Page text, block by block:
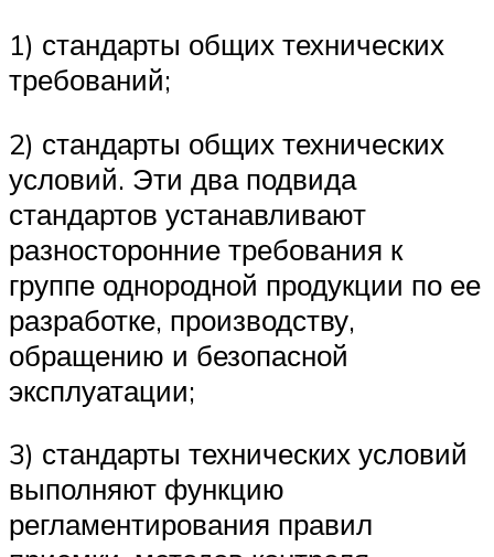
1) стандарты общих технических
требований;
2) стандарты общих технических
условий. Эти два подвида
стандартов устанавливают
разносторонние требования к
группе однородной продукции по ее
разработке, производству,
обращению и безопасной
эксплуатации;
3) стандарты технических условий
выполняют функцию
регламентирования правил